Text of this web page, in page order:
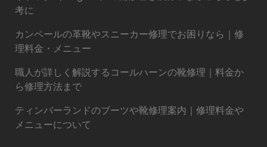
考に
カンペールの革靴やスニーカー修理でお困りなら｜修
理料金・メニュー
職人が詳しく解説するコールハーンの靴修理｜料金か
ら修理方法まで
ティンバーランドのブーツや靴修理案内｜修理料金や
メニューについて